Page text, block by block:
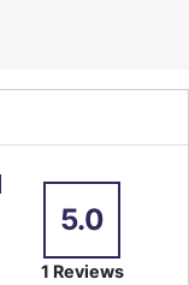
5.0
1 Reviews